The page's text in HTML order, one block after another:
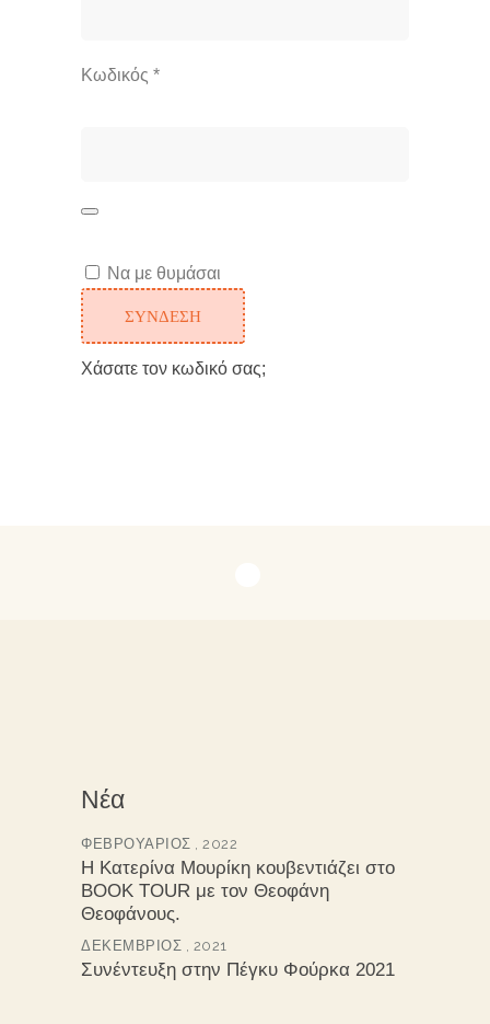
Κωδικός *
Να με θυμάσαι
ΣΎΝΔΕΣΗ
Χάσατε τον κωδικό σας;
Νέα
ΦΕΒΡΟΥΆΡΙΟΣ , 2022
Η Κατερίνα Μουρίκη κουβεντιάζει στο
BOOK TOUR με τον Θεοφάνη
Θεοφάνους.
ΔΕΚΈΜΒΡΙΟΣ , 2021
Συνέντευξη στην Πέγκυ Φούρκα 2021